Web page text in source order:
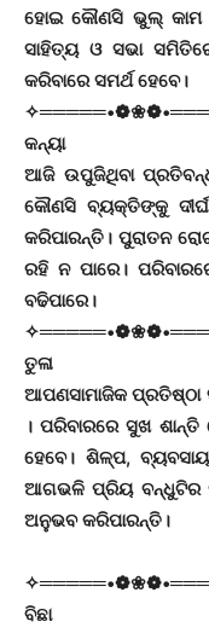
ହୋଇ କୌଣସି ଭୁଲ୍‌ କାମ
ସାହିତ୍ୟ ଓ ସଭା
କରିବାରେ ସମର୍ଥ ହେବେ।
କନ୍ୟା
ଆଜି ଉପୁଜିଥିବା
କୌଣସି ବ୍ୟକ୍ତିଙ୍କୁ
କରିପାରନ୍ତି। ପୁରାତନ
ରହି ନ ପାରେ।
ବଢିପାରେ।
ତୁଳା
ଆପଣସାମାଜିକ
। ପରିବାରରେ ସୁଖ
ହେବେ। ଶିଳ୍ପ,
ଆଗଭଳି ପ୍ରିୟ ବନ୍ଧୁଟିର
ଅନୁଭବ କରିପାରନ୍ତି।
ବିଛା